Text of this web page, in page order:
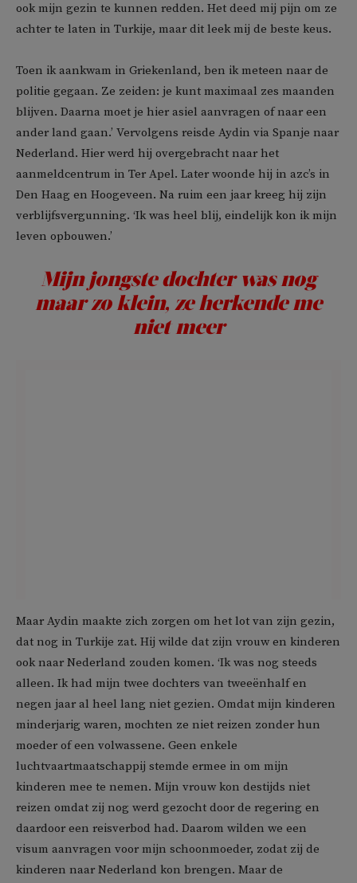
ook mijn gezin te kunnen redden. Het deed mij pijn om ze
achter te laten in Turkije, maar dit leek mij de beste keus.
Toen ik aankwam in Griekenland, ben ik meteen naar de
politie gegaan. Ze zeiden: je kunt maximaal zes maanden
blijven. Daarna moet je hier asiel aanvragen of naar een
ander land gaan.’ Vervolgens reisde Aydin via Spanje naar
Nederland. Hier werd hij overgebracht naar het
aanmeldcentrum in Ter Apel. Later woonde hij in azc’s in
Den Haag en Hoogeveen. Na ruim een jaar kreeg hij zijn
verblijfsvergunning. ‘Ik was heel blij, eindelijk kon ik mijn
leven opbouwen.’
Mijn jongste dochter was nog
maar zo klein, ze herkende me
niet meer
Maar Aydin maakte zich zorgen om het lot van zijn gezin,
dat nog in Turkije zat. Hij wilde dat zijn vrouw en kinderen
ook naar Nederland zouden komen. ‘Ik was nog steeds
alleen. Ik had mijn twee dochters van tweeënhalf en
negen jaar al heel lang niet gezien. Omdat mijn kinderen
minderjarig waren, mochten ze niet reizen zonder hun
moeder of een volwassene. Geen enkele
luchtvaartmaatschappij stemde ermee in om mijn
kinderen mee te nemen. Mijn vrouw kon destijds niet
reizen omdat zij nog werd gezocht door de regering en
daardoor een reisverbod had. Daarom wilden we een
visum aanvragen voor mijn schoonmoeder, zodat zij de
kinderen naar Nederland kon brengen. Maar de